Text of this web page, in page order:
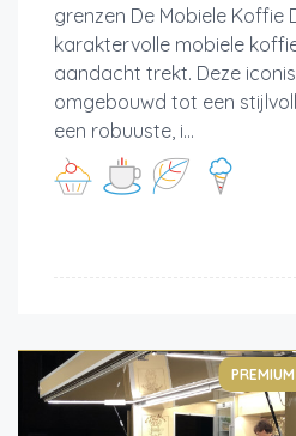
grenzen De Mobiele Koffie
karaktervolle mobiele
aandacht trekt. Deze
omgebouwd tot een
een robuuste, i...